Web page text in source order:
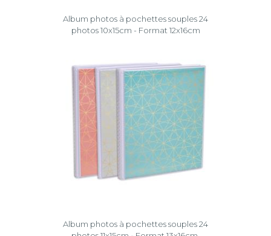
Album photos à pochettes souples 24
photos 10x15cm - Format 12x16cm
Album photos à pochettes souples 24